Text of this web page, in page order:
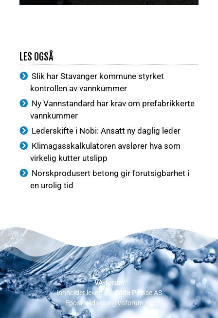
LES OGSÅ
Slik har Stavanger kommune styrket
kontrollen av vannkummer
Ny Vannstandard har krav om prefabrikkerte
vannkummer
Lederskifte i Nobi: Ansatt ny daglig leder
Klimagasskalkulatoren avslører hva som
virkelig kutter utslipp
Norskprodusert betong gir forutsigbarhet i
en urolig tid
VA-forum
Innholdet levert av: Edda Presse AS
Epost:redaktor@vaforum.no